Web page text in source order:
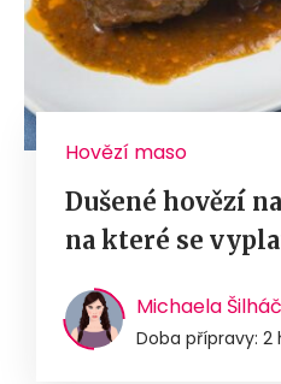
Hovězí maso
Dušené hovězí
na které se
Michaela
Doba přípravy: 2